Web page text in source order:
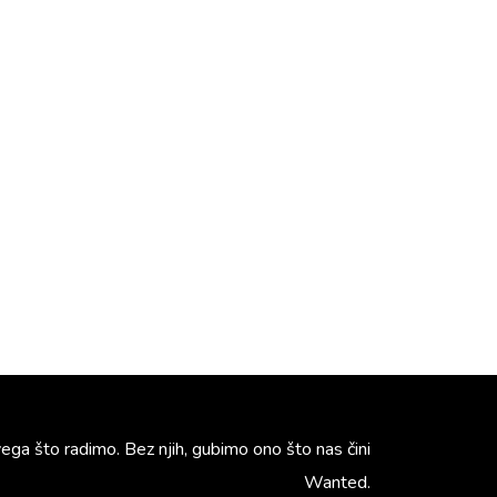
što radimo. Bez njih, gubimo ono što nas čini
Wanted.